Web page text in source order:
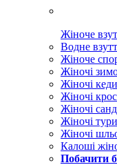
Жіноче
Водне
Жіноче
Жіночі
Жіночі кеди
Жіночі
Жіночі
Жіночі
Жіночі
Калоші
Побачити